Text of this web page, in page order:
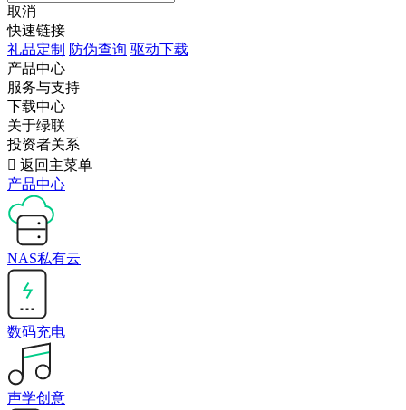
取消
快速链接
礼品定制 防伪查询 驱动下载
产品中心
服务与支持
下载中心
关于绿联
投资者关系
 返回主菜单
产品中心
NAS私有云
数码充电
声学创意